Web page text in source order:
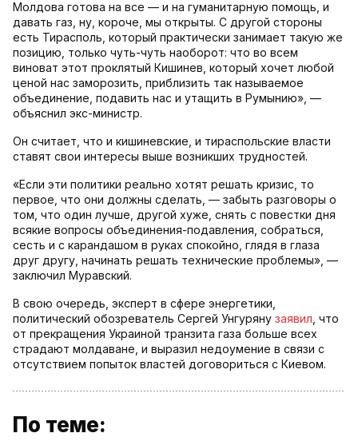
Молдова готова на все — и на гуманитарную помощь, и
давать газ, ну, короче, мы открыты. С другой стороны
есть Тирасполь, который практически занимает такую же
позицию, только чуть-чуть наоборот: что во всем
виноват этот проклятый Кишинев, который хочет любой
ценой нас заморозить, приблизить так называемое
объединение, подавить нас и утащить в Румынию», —
объяснил экс-министр.
Он считает, что и кишиневские, и тираспольские власти
ставят свои интересы выше возникших трудностей.
«Если эти политики реально хотят решать кризис, то
первое, что они должны сделать, — забыть разговоры о
том, что один лучше, другой хуже, снять с повестки дня
всякие вопросы объединения-подавления, собраться,
сесть и с карандашом в руках спокойно, глядя в глаза
друг другу, начинать решать технические проблемы», —
заключил Муравский.
В свою очередь, эксперт в сфере энергетики,
политический обозреватель Сергей Унгуряну заявил , что
от прекращения Украиной транзита газа больше всех
страдают молдаване, и выразил недоумение в связи с
отсутствием попыток властей договориться с Киевом.
По теме: